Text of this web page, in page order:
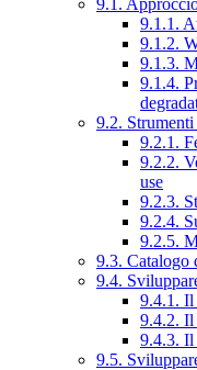
9.1.
9.1.1.
9.1.2.
9.1.3.
9.1.4.
9.2.
9.2.1.
9.2.2.
use
9.2.3.
9.2.4.
9.2.5.
9.3. Catalogo
9.4.
9.4.1. Il
9.4.2. Il
9.4.3.
9.5.